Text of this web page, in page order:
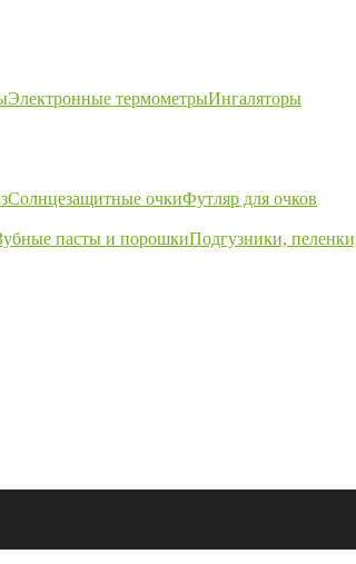
Электронные термометрыИнгаляторы
Солнцезащитные очкиФутляр для очков
пасты и порошкиПодгузники,